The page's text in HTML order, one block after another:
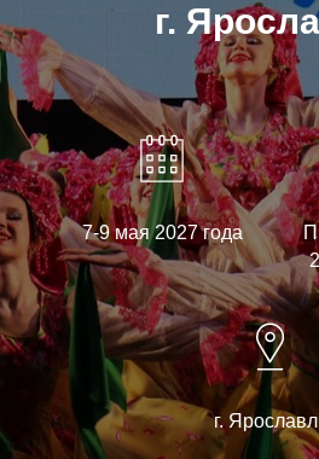
г.
7-9 мая 2027 года
г.